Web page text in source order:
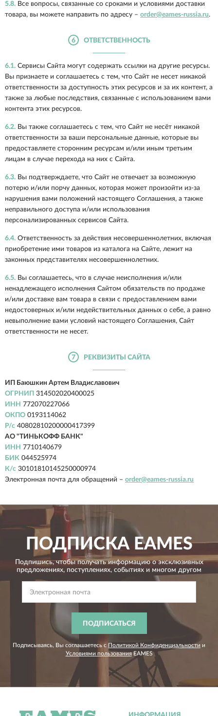
5.8. Все вопросы, связанные со сроками и условиями доставки
товара, вы можете направить по адресу – order@eames-russia.ru.
6 ОТВЕТСТВЕННОСТЬ
6.1. Сервисы Сайта могут содержать ссылки на другие ресурсы.
Вы признаете и соглашаетесь с тем, что Сайт не несет никакой
ответственности за доступность этих ресурсов и за их контент, а
также за любые последствия, связанные с использованием вами
контента этих ресурсов.
6.2. Вы также соглашаетесь с тем, что Сайт не несёт никакой
ответственности за ваши персональные данные, которые вы
предоставляете сторонним ресурсам и/или иным третьим
лицам в случае перехода на них с Сайта.
6.3. Вы подтверждаете, что Сайт не отвечает за возможную
потерю и/или порчу данных, которая может произойти из-за
нарушения вами положений настоящего Соглашения, а также
неправильного доступа и/или использования
персонализированных сервисов Сайта.
6.4. Ответственность за действия несовершеннолетних, включая
приобретение ими товаров из каталога на Сайте, лежит на
законных представителях несовершеннолетних.
6.5. Вы соглашаетесь, что в случае неисполнения и/или
ненадлежащего исполнения Сайтом обязательств по продаже
и/или доставке вам товара в связи с предоставлением вами
недостоверных и/или недействительных данных о себе, а равно
невыполнение вами условий настоящего Соглашения, Сайт
ответственности не несет.
7 РЕКВИЗИТЫ САЙТА
ИП Баюшкин Артем Владиславович
ОГРНИП 314502020400025
ИНН 772070227066
ОКПО 0193114062
Р/с 40802810200000417399
АО "ТИНЬКОФФ БАНК"
ИНН 7710140679
БИК 044525974
К/с 30101810145250000974
Электронная почта для обращений – order@eames-russia.ru
ПОДПИСКАEAMES
Подпишись, чтобы получать информацию о эксклюзивных
предложениях, поступлениях, событиях и многом другом
ПОДПИСАТЬСЯ
Подписываясь, Вы соглашаетесь с Политикой Конфиденциальности и
Условиями пользованияEAMES